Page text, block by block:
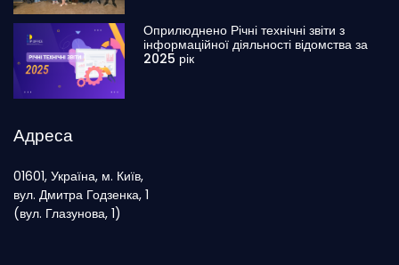
Оприлюднено Річні технічні звіти з
інформаційної діяльності відомства за
2025 рік
Адреса
01601, Україна, м. Київ,
вул. Дмитра Годзенка, 1
(вул. Глазунова, 1)